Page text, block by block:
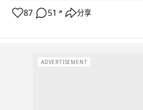
87 51 ↗ 分享
ADVERTISEMENT